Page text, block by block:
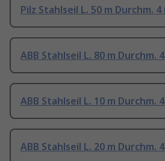
Pilz Stahlseil L. 50 m Durchm. 4
ABB Stahlseil L. 80 m Durchm.
ABB Stahlseil L. 10 m Durchm.
ABB Stahlseil L. 20 m Durchm.